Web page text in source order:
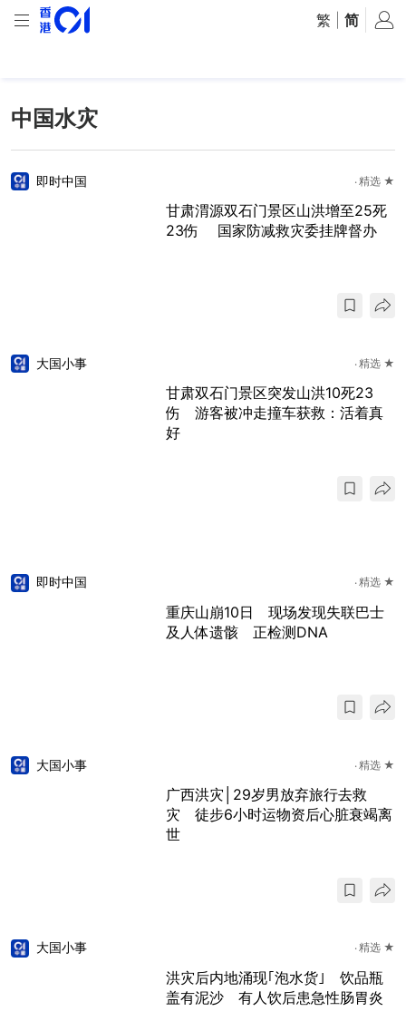
繁 简
中国水灾
即时中国 精选 ★
甘肃渭源双石门景区山洪增至25死
23伤 国家防减救灾委挂牌督办
大国小事 精选 ★
甘肃双石门景区突发山洪10死23
伤 游客被冲走撞车获救：活着真
好
即时中国 精选 ★
重庆山崩10日 现场发现失联巴士
及人体遗骸 正检测DNA
大国小事 精选 ★
广西洪灾│29岁男放弃旅行去救
灾 徒步6小时运物资后心脏衰竭离
世
大国小事 精选 ★
洪灾后内地涌现｢泡水货｣ 饮品瓶
盖有泥沙 有人饮后患急性肠胃炎